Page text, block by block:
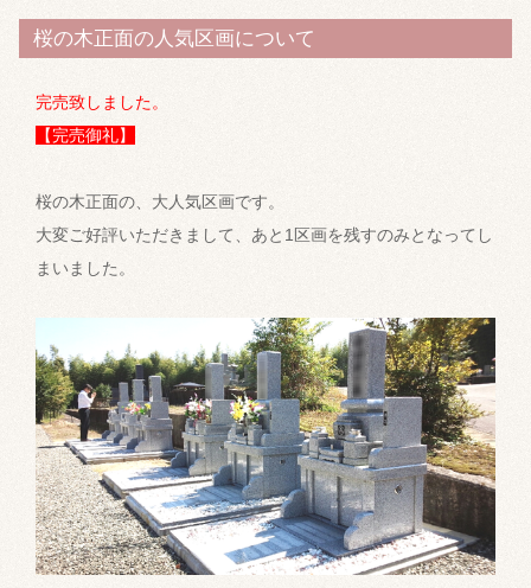
桜の木正面の人気区画について
完売致しました。
【完売御礼】
桜の木正面の、大人気区画です。
大変ご好評いただきまして、あと1区画を残すのみとなってし
まいました。